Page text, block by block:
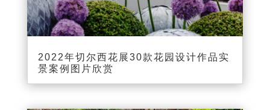
2022年切尔西花展30款花园设计作品实
景案例图片欣赏